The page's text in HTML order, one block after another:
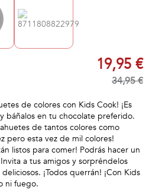
19,95 €
34,95 €
de colores con Kids Cook! ¡Es
báñalos en tu chocolate preferido.
de tantos colores como
pero esta vez de mil colores!
listos para comer! Podrás hacer un
a tus amigos y sorpréndelos
¡Todos querrán! ¡Con Kids
ni fuego.